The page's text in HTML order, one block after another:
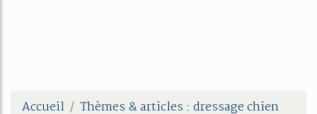
Accueil
Thèmes & articles : dressage chien